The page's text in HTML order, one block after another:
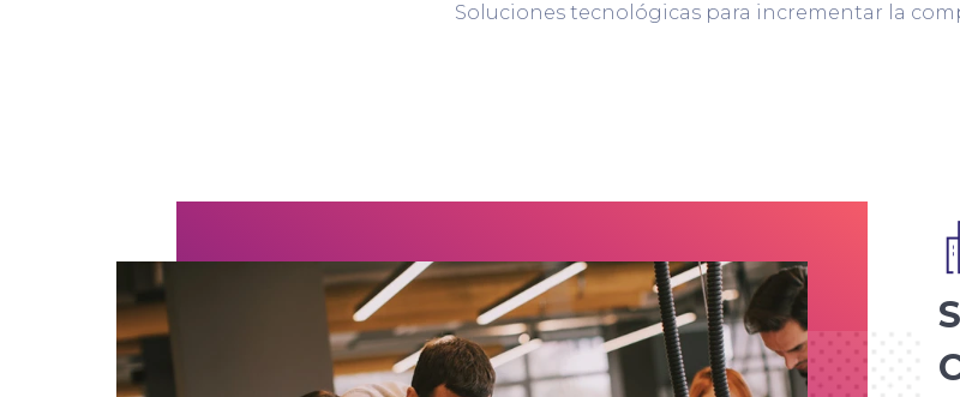
Soluciones tecnológicas para incrementar la